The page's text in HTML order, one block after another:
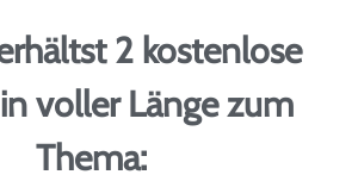
2 kostenlose
voller Länge zum
Thema: